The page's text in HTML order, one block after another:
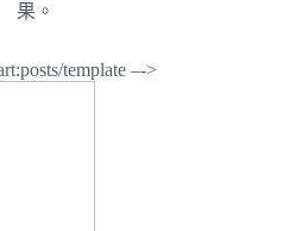
果。
template –->